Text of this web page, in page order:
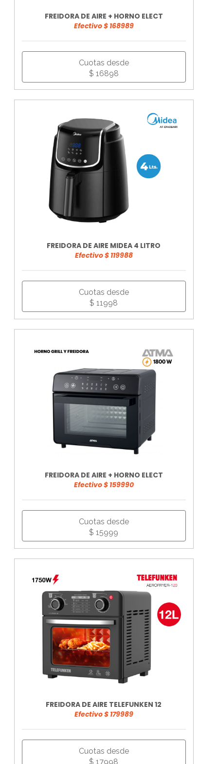
FREIDORA DE AIRE + HORNO ELECT
Efectivo $ 168989
Cuotas desde
$ 16898
FREIDORA DE AIRE MIDEA 4 LITRO
Efectivo $ 119988
Cuotas desde
$ 11998
FREIDORA DE AIRE + HORNO ELECT
Efectivo $ 159990
Cuotas desde
$ 15999
FREIDORA DE AIRE TELEFUNKEN 12
Efectivo $ 179989
Cuotas desde
$ 17998